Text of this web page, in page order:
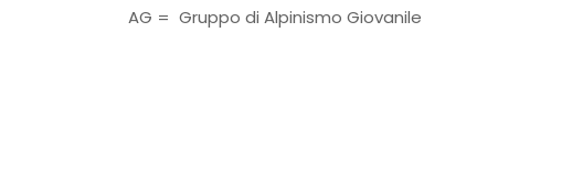
AG = Gruppo di Alpinismo Giovanile